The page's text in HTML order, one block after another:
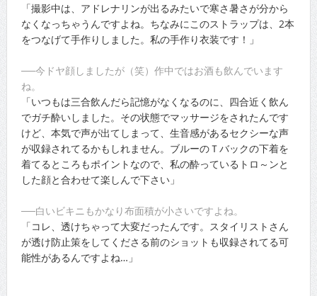
「撮影中は、アドレナリンが出るみたいで寒さ暑さが分から
なくなっちゃうんですよね。ちなみにこのストラップは、2本
をつなげて手作りしました。私の手作り衣装です！」
──今ドヤ顔しましたが（笑）作中ではお酒も飲んでいます
ね。
「いつもは三合飲んだら記憶がなくなるのに、四合近く飲ん
でガチ酔いしました。その状態でマッサージをされたんです
けど、本気で声が出てしまって、生音感があるセクシーな声
が収録されてるかもしれません。ブルーのＴバックの下着を
着てるところもポイントなので、私の酔っているトロ～ンと
した顔と合わせて楽しんで下さい」
──白いビキニもかなり布面積が小さいですよね。
「コレ、透けちゃって大変だったんです。スタイリストさん
が透け防止策をしてくださる前のショットも収録されてる可
能性があるんですよね…」